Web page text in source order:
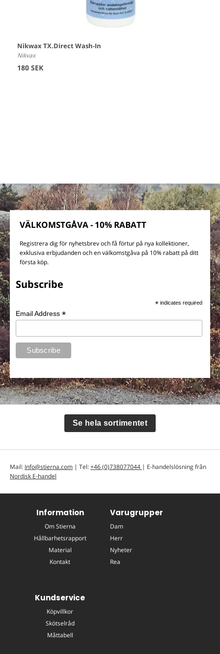
Nikwax TX.Direct Wash-In
Nikvax
180 SEK
VÄLKOMSTGÅVA - 10% RABATT
Registrera dig för nyhetsbrev och få förtur på nya kollektioner,
exklusiva erbjudanden och en välkomstgåva på 10% rabatt på ditt
första köp.
Subscribe
* indicates required
Email Address*
Se hela sortimentet
Mail: Info@stierna.com | Tel:+46 (0)738077044 | E-handelslösning från
Nordisk E-handel
Information
Om Stierna
Hållbarhetsrapport
Material
Kontakt
Varugrupper
Dam
Herr
Nyheter
Rea
Kundservice
Köpvillkor
Skötselråd
Måttabell